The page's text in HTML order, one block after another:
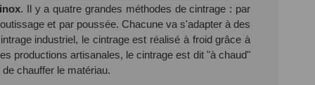
. Il y a quatre grandes méthodes de cintrage : par
et par poussée. Chacune va s'adapter à des
industriel, le cintrage est réalisé à froid grâce à
productions artisanales, le cintrage est dit "à chaud"
chauffer le matériau.